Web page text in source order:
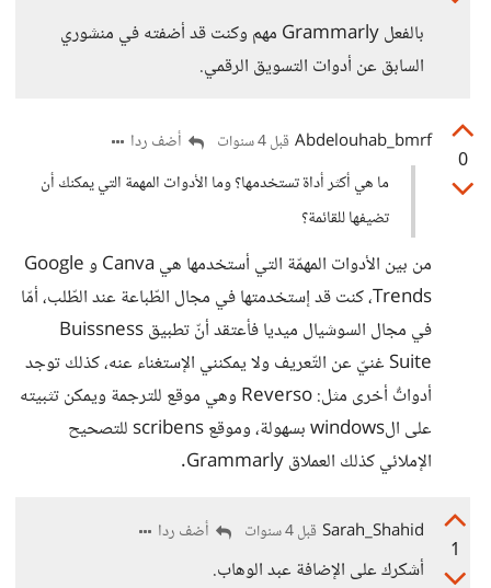
بالفعل Grammarly مهم وكنت قد أضفته في منشوري
السابق عن أدوات التسويق الرقمي.
0
Abdelouhab_bmrf قبل 4 سنوات
أضف ردا
ما هي أكثر أداة تستخدمها؟ وما الأدوات المهمة التي يمكنك أن
تضيفها للقائمة؟
من بين الأدوات المهمّة التي أستخدمها هي Canva و Google
Trends، كنت قد إستخدمتها في مجال الطّباعة عند الطّلب، أمّا
في مجال السوشيال ميديا فأعتقد أنّ تطبيق Buissness
Suite غنيّ عن التّعريف ولا يمكنني الإستغناء عنه، كذلك توجد
أدواتٌ أخرى مثل: Reverso وهي موقع للترجمة ويمكن تثبيته
على الwindows بسهولة، وموقع scribens للتصحيح
الإملائي كذلك العملاق Grammarly.
1
Sarah_Shahid قبل 4 سنوات أضف ردا
أشكرك على الإضافة عبد الوهاب.